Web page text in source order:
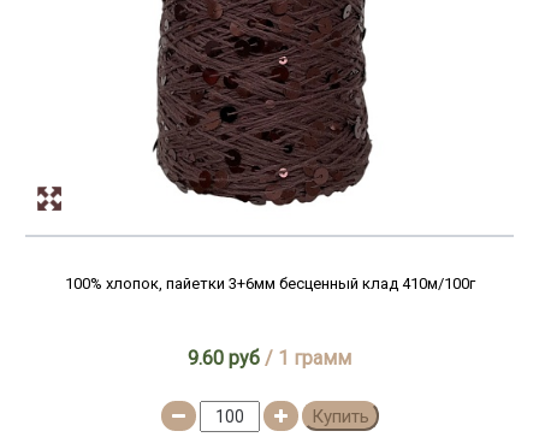
100% хлопок, пайетки 3+6мм бесценный клад 410м/100г
9.60 руб / 1 грамм
Купить